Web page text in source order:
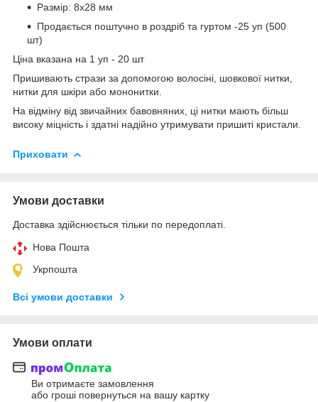
Размір: 8х28 мм
Продається поштучно в роздріб та гуртом -25 уп (500
шт)
Ціна вказана на 1 уп - 20 шт
Пришивають стрази за допомогою волосіні, шовкової нитки,
нитки для шкіри або мононитки.
На відміну від звичайних бавовняних, ці нитки мають більш
високу міцність і здатні надійно утримувати пришиті кристали.
Приховати
Умови доставки
Доставка здійснюється тільки по передоплаті.
Нова Пошта
Укрпошта
Всі умови доставки
Умови оплати
Ви отримаєте замовлення
або гроші повернуться на вашу картку